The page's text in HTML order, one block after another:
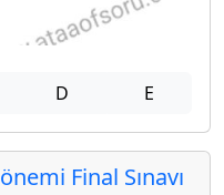
D E
Final Sınavı